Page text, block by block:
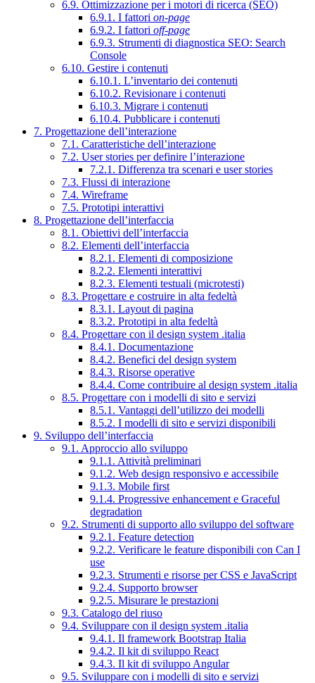
6.9. Ottimizzazione per i motori di ricerca (SEO)
6.9.1. I fattori on-page
6.9.2. I fattori off-page
6.9.3. Strumenti di diagnostica SEO: Search
Console
6.10. Gestire i contenuti
6.10.1. L’inventario dei contenuti
6.10.2. Revisionare i contenuti
6.10.3. Migrare i contenuti
6.10.4. Pubblicare i contenuti
7. Progettazione dell’interazione
7.1. Caratteristiche dell’interazione
7.2. User stories per definire l’interazione
7.2.1. Differenza tra scenari e user stories
7.3. Flussi di interazione
7.4. Wireframe
7.5. Prototipi interattivi
8. Progettazione dell’interfaccia
8.1. Obiettivi dell’interfaccia
8.2. Elementi dell’interfaccia
8.2.1. Elementi di composizione
8.2.2. Elementi interattivi
8.2.3. Elementi testuali (microtesti)
8.3. Progettare e costruire in alta fedeltà
8.3.1. Layout di pagina
8.3.2. Prototipi in alta fedeltà
8.4. Progettare con il design system .italia
8.4.1. Documentazione
8.4.2. Benefici del design system
8.4.3. Risorse operative
8.4.4. Come contribuire al design system .italia
8.5. Progettare con i modelli di sito e servizi
8.5.1. Vantaggi dell’utilizzo dei modelli
8.5.2. I modelli di sito e servizi disponibili
9. Sviluppo dell’interfaccia
9.1. Approccio allo sviluppo
9.1.1. Attività preliminari
9.1.2. Web design responsivo e accessibile
9.1.3. Mobile first
9.1.4. Progressive enhancement e Graceful
degradation
9.2. Strumenti di supporto allo sviluppo del software
9.2.1. Feature detection
9.2.2. Verificare le feature disponibili con Can I
use
9.2.3. Strumenti e risorse per CSS e JavaScript
9.2.4. Supporto browser
9.2.5. Misurare le prestazioni
9.3. Catalogo del riuso
9.4. Sviluppare con il design system .italia
9.4.1. Il framework Bootstrap Italia
9.4.2. Il kit di sviluppo React
9.4.3. Il kit di sviluppo Angular
9.5. Sviluppare con i modelli di sito e servizi